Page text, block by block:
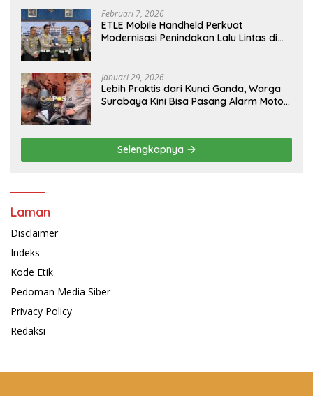
Februari 7, 2026
ETLE Mobile Handheld Perkuat
Modernisasi Penindakan Lalu Lintas di
Januari 29, 2026
Lebih Praktis dari Kunci Ganda, Warga
Surabaya Kini Bisa Pasang Alarm Motor
Selengkapnya
Laman
Disclaimer
Indeks
Kode Etik
Pedoman Media Siber
Privacy Policy
Redaksi